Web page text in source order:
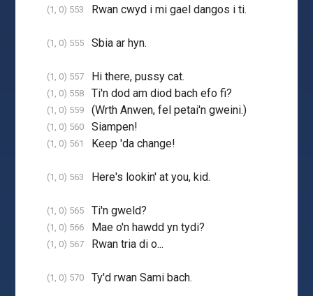
(1, 0) 553 Rwan cwyd i mi gael dangos i ti.
(1, 0) 555 Sbia ar hyn.
(1, 0) 557 Hi there, pussy cat.
(1, 0) 558 Ti'n dod am diod bach efo fi?
(1, 0) 559 (Wrth Anwen, fel petai'n gweini.)
(1, 0) 560 Siampen!
(1, 0) 561 Keep 'da change!
(1, 0) 563 Here's lookin' at you, kid.
(1, 0) 565 Ti'n gweld?
(1, 0) 566 Mae o'n hawdd yn tydi?
(1, 0) 567 Rwan tria di o...
(1, 0) 570 Ty'd rwan Sami bach.